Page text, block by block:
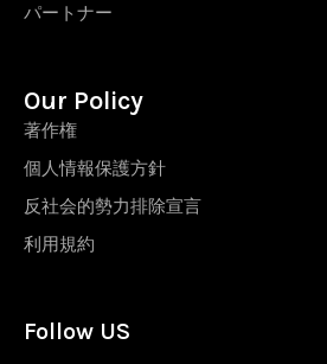
パートナー
Our Policy
著作権
個人情報保護方針
反社会的勢力排除宣言
利用規約
Follow US